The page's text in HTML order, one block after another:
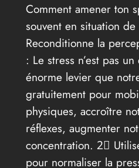
Comment amener ton
souvent en situation de
Reconditionne la
: Le stress n’est pas
énorme levier que
gratuitement pour
physiques, accroître
réflexes, augmenter
concentration. 2⃣
pour normaliser la